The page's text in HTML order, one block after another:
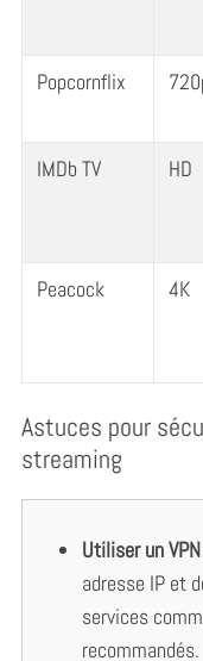
Popcornflix
IMDb TV HD
Peacock 4K
Astuces pour
streaming
Utiliser un
adresse IP et
services
recommandés.